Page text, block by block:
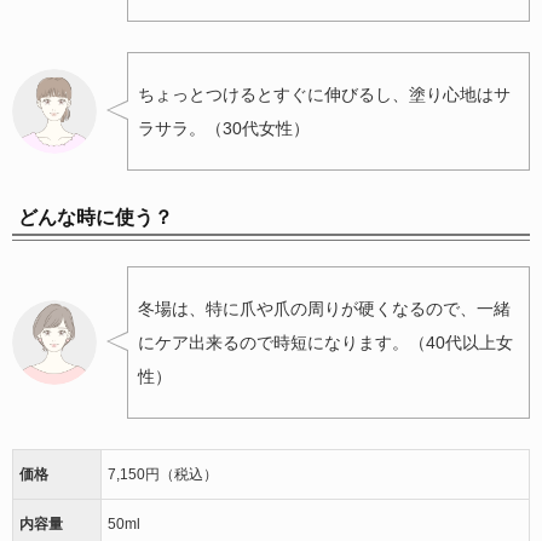
ちょっとつけるとすぐに伸びるし、塗り心地はサ
ラサラ。（30代女性）
どんな時に使う？
冬場は、特に爪や爪の周りが硬くなるので、一緒
にケア出来るので時短になります。（40代以上女
性）
価格 7,150円（税込）
内容量 50ml